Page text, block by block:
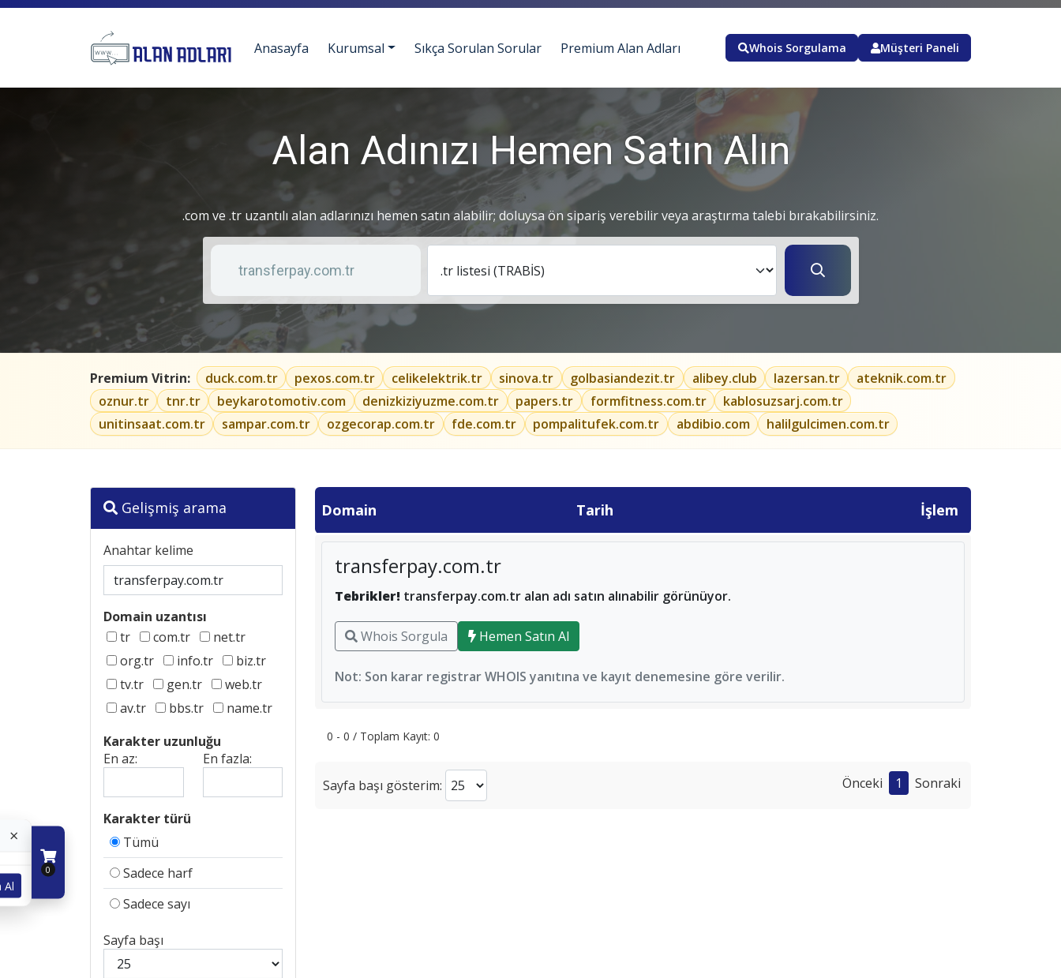
Anasayfa Kurumsal Sıkça Sorulan Sorular Premium Alan Adları Whois Sorgulama Müşteri Paneli
Alan Adınızı Hemen Satın Alın
.com ve .tr uzantılı alan adlarınızı hemen satın alabilir; doluysa ön sipariş verebilir veya araştırma talebi bırakabilirsiniz.
Anahtar kelime
Liste türü
Premium Vitrin: duck.com.tr pexos.com.tr celikelektrik.tr sinova.tr golbasiandezit.tr alibey.club lazersan.tr
ateknik.com.tr
oznur.tr
tnr.tr beykarotomotiv.com denizkiziyuzme.com.tr papers.tr formfitness.com.tr
kablosuzsarj.com.tr
unitinsaat.com.tr
sampar.com.tr ozgecorap.com.tr fde.com.tr pompalitufek.com.tr abdibio.com halilgulcimen.com.tr
Gelişmiş arama
Anahtar kelime
Domain uzantısı
tr
com.tr
net.tr
org.tr
info.tr
biz.tr
tv.tr
gen.tr
web.tr
av.tr
bbs.tr
name.tr
Karakter uzunluğu
En az:
En fazla:
Karakter türü
Tümü
Sadece harf
Sadece sayı
Sayfa başı
Domain Tarih İşlem
transferpay.com.tr
Tebrikler! transferpay.com.tr alan adı satın alınabilir görünüyor.
Whois Sorgula Hemen Satın Al
Not: Son karar registrar WHOIS yanıtına ve kayıt denemesine göre verilir.
0 - 0 / Toplam Kayıt: 0
Sayfa başı gösterim: Önceki 1 Sonraki
0
×
Al